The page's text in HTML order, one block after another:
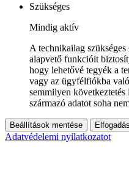
Szükséges
Mindig aktív
A technikailag
alapvető funkcióit
hogy lehetővé tegyék a
vagy az ügyfélfiókba
semmilyen következtetés
származó adatot soha
Beállítások mentése Elfogadás
Adatvédelemi nyilatkozatot